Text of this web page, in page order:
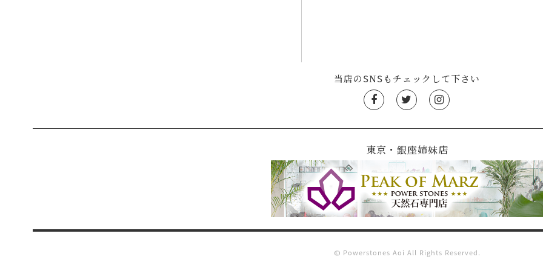
当店のSNSもチェックして下さい
東京・銀座姉妹店
© Powerstones Aoi All Rights Reserved.